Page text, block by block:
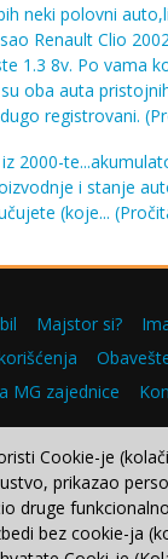
neki polovni
Renault Clio
1.3 8v. Po vama
oba auta
registrovani.
2000-
i stanje
(koje...
Majstor si?
MG zajednice
© 2000–2026.
Cookie-je
prikazao
druge
bez cookie-ja